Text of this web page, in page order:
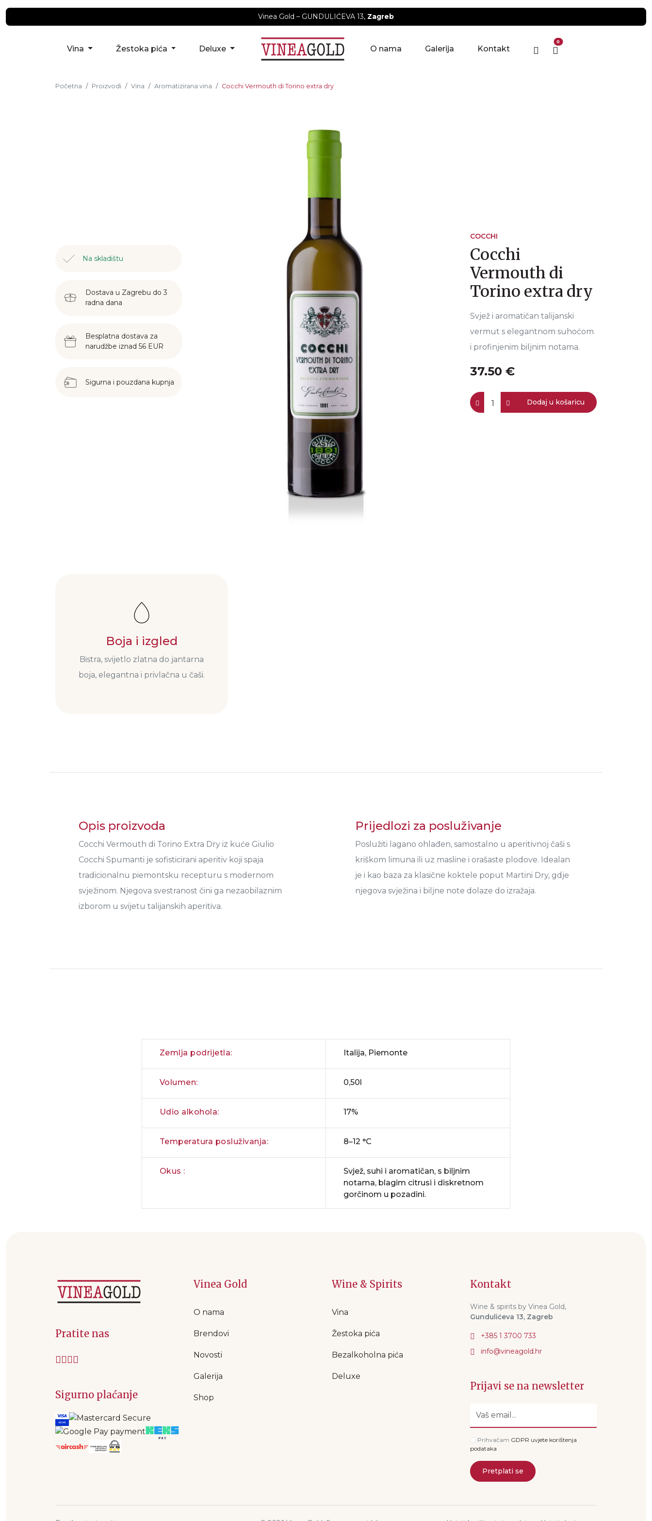
Vinea Gold – GUNDULIĆEVA 13, Zagreb
Vina Žestoka pića Deluxe O nama Galerija Kontakt
0
Početna Proizvodi Vina Aromatizirana vina Cocchi Vermouth di Torino extra dry
Na skladištu
Dostava u Zagrebu do 3
radna dana
Besplatna dostava za
narudžbe iznad 56 EUR
Sigurna i pouzdana kupnja
COCCHI
Cocchi
Vermouth di
Torino extra dry
Svjež i aromatičan talijanski
vermut s elegantnom suhoćom
i profinjenim biljnim notama.
37.50 €
Dodaj u košaricu
Boja i izgled
Bistra, svijetlo zlatna do jantarna
boja, elegantna i privlačna u čaši.
Opis proizvoda
Cocchi Vermouth di Torino Extra Dry iz kuće Giulio
Cocchi Spumanti je sofisticirani aperitiv koji spaja
tradicionalnu piemontsku recepturu s modernom
svježinom. Njegova svestranost čini ga nezaobilaznim
izborom u svijetu talijanskih aperitiva.
Prijedlozi za posluživanje
Poslužiti lagano ohlađen, samostalno u aperitivnoj čaši s
kriškom limuna ili uz masline i orašaste plodove. Idealan
je i kao baza za klasične koktele poput Martini Dry, gdje
njegova svježina i biljne note dolaze do izražaja.
Zemlja podrijetla: Italija, Piemonte
Volumen: 0,50l
Udio alkohola: 17%
Temperatura posluživanja: 8–12 °C
Okus :
Svjež, suhi i aromatičan, s biljnim
notama, blagim citrusi i diskretnom
gorčinom u pozadini.
Pratite nas
Sigurno plaćanje
Vinea Gold
O nama
Brendovi
Novosti
Galerija
Shop
Wine & Spirits
Vina
Žestoka pića
Bezalkoholna pića
Deluxe
Kontakt
Wine & spirits by Vinea Gold,
Gundulićeva 13, Zagreb
+385 1 3700 733
Prijavi se na newsletter
Prihvaćam GDPR uvjete korištenja
podataka
Pretplati se